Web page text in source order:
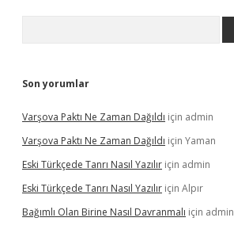
Son yorumlar
Varşova Paktı Ne Zaman Dağıldı için admin
Varşova Paktı Ne Zaman Dağıldı için Yaman
Eski Türkçede Tanrı Nasıl Yazılır için admin
Eski Türkçede Tanrı Nasıl Yazılır için Alpır
Bağımlı Olan Birine Nasıl Davranmalı için admin